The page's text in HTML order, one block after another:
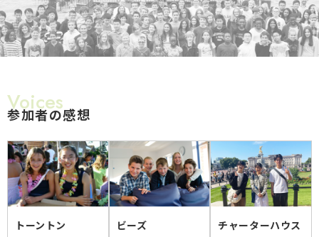
Voices
参加者の感想
トーントン ビーズ チャーターハウス